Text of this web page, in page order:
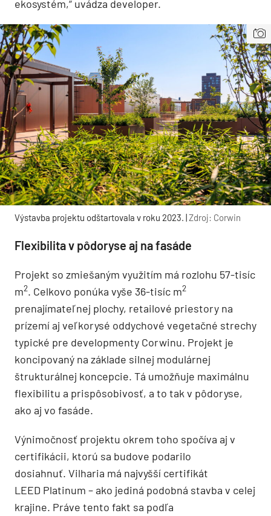
ekosystém,“ uvádza developer.
Výstavba projektu odštartovala v roku 2023. |Zdroj: Corwin
Flexibilita v pôdoryse aj na fasáde
Projekt so zmiešaným využitím má rozlohu 57-tisíc
m2. Celkovo ponúka vyše 36-tisíc m2
prenajímateľnej plochy, retailové priestory na
prízemí aj veľkorysé oddychové vegetačné strechy
typické pre developmenty Corwinu. Projekt je
koncipovaný na základe silnej modulárnej
štrukturálnej koncepcie. Tá umožňuje maximálnu
flexibilitu a prispôsobivosť, a to tak v pôdoryse,
ako aj vo fasáde.
Výnimočnosť projektu okrem toho spočíva aj v
certifikácii, ktorú sa budove podarilo
dosiahnuť. Vilharia má najvyšší certifikát
LEED Platinum – ako jediná podobná stavba v celej
krajine. Práve tento fakt sa podľa